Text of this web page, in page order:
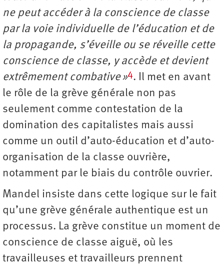
ne peut accéder à la conscience de classe
par la voie individuelle de l’éducation et de
la propagande, s’éveille ou se réveille cette
conscience de classe, y accède et devient
extrêmement combative »4. Il met en avant
le rôle de la grève générale non pas
seulement comme contestation de la
domination des capitalistes mais aussi
comme un outil d’auto-éducation et d’auto-
organisation de la classe ouvrière,
notamment par le biais du contrôle ouvrier.
Mandel insiste dans cette logique sur le fait
qu’une grève générale authentique est un
processus. La grève constitue un moment de
conscience de classe aiguë, où les
travailleuses et travailleurs prennent